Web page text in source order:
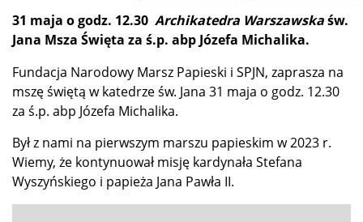
31 maja o godz. 12.30 Archikatedra Warszawskaśw.
Jana Msza Święta za ś.p. abp Józefa Michalika.
Fundacja Narodowy Marsz Papieski i SPJN, zaprasza na
mszę świętą w katedrze św. Jana 31 maja o godz. 12.30
za ś.p. abp Józefa Michalika.
Był z nami na pierwszym marszu papieskim w 2023 r.
Wiemy, że kontynuował misję kardynała Stefana
Wyszyńskiego i papieża Jana Pawła II.